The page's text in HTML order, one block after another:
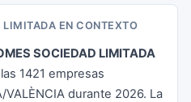
EN CONTEXTO
SOCIEDAD LIMITADA
1421 empresas
durante 2026. La